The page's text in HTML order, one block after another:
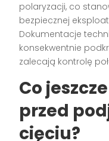
polaryzacji, co
bezpiecznej
Dokumentacje
konsekwentnie
zalecają kontrolę
Co
przed
cięciu?